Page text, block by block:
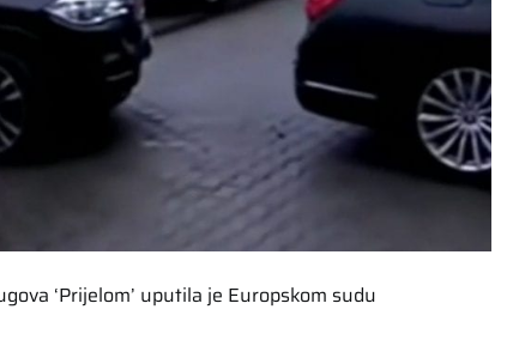
‘Prijelom’ uputila je Europskom sudu